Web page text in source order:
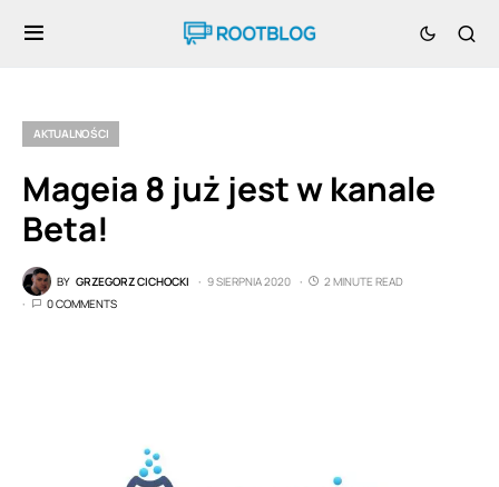
AKTUALNOŚCI
Mageia 8 już jest w kanale
Beta!
BY GRZEGORZ CICHOCKI 9 SIERPNIA 2020
2 MINUTE READ
0 COMMENTS